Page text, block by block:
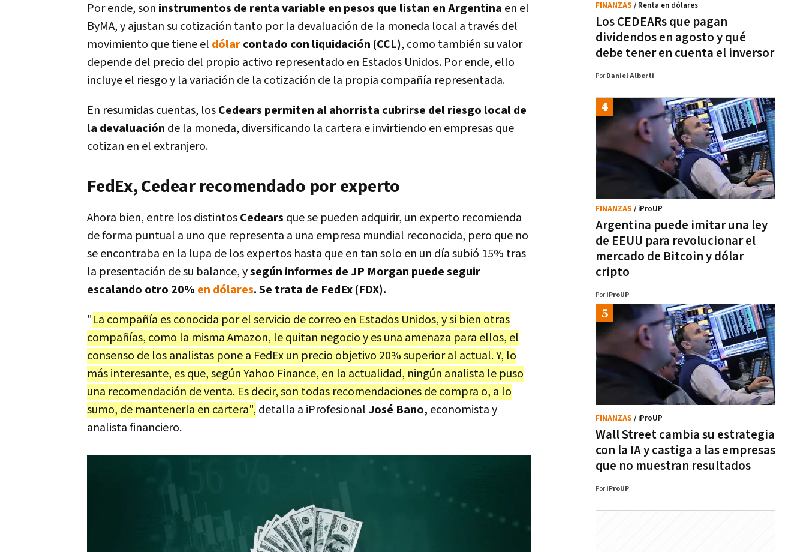
Por ende, son instrumentos de renta variable en pesos que listan en Argentina en el
ByMA, y ajustan su cotización tanto por la devaluación de la moneda local a través del
movimiento que tiene el dólarcontado con liquidación (CCL), como también su valor
depende del precio del propio activo representado en Estados Unidos. Por ende, ello
incluye el riesgo y la variación de la cotización de la propia compañía representada.
En resumidas cuentas, losCedears permiten al ahorrista cubrirse del riesgo local de
la devaluación de la moneda, diversificando la cartera e invirtiendo en empresas que
cotizan en el extranjero.
FedEx, Cedear recomendado por experto
Ahora bien, entre los distintosCedears que se pueden adquirir, un experto recomienda
de forma puntual a uno que representa a una empresa mundial reconocida, pero que no
se encontraba en la lupa de los expertos hasta que en tan solo en un día subió 15% tras
la presentación de su balance, ysegún informes de JP Morgan puede seguir
escalando otro 20% en dólares. Se trata de FedEx (FDX).
"La compañía es conocida por el servicio de correo en Estados Unidos, y si bien otras
compañías, como la misma Amazon, le quitan negocio y es una amenaza para ellos, el
consenso de los analistas pone a FedEx un precio objetivo 20% superior al actual. Y, lo
más interesante, es que, según Yahoo Finance, en la actualidad, ningún analista le puso
una recomendación de venta. Es decir, son todas recomendaciones de compra o, a lo
sumo, de mantenerla en cartera", detalla a iProfesionalJosé Bano, economista y
analista financiero.
Los CEDEARs que pagan
dividendos en agosto y qué
debe tener en cuenta el inversor
FINANZAS / Renta en dólares
Por Daniel Alberti
Argentina puede imitar una ley
de EEUU para revolucionar el
mercado de Bitcoin y dólar
cripto
FINANZAS / iProUP
Por iProUP
Wall Street cambia su estrategia
con la IA y castiga a las empresas
que no muestran resultados
FINANZAS / iProUP
Por iProUP